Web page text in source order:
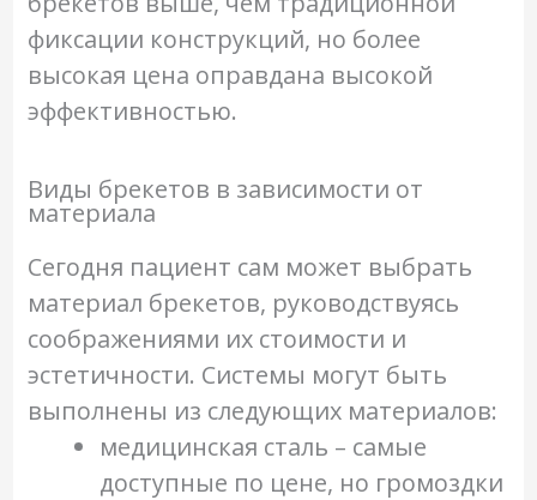
фиксации конструкций, но более
высокая цена оправдана высокой
эффективностью.
Виды брекетов в зависимости от
материала
Сегодня пациент сам может выбрать
материал брекетов, руководствуясь
соображениями их стоимости и
эстетичности. Системы могут быть
выполнены из следующих материалов:
медицинская сталь – самые
доступные по цене, но громоздки